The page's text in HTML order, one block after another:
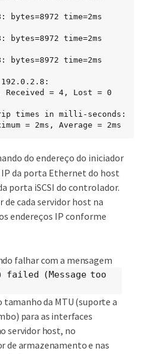
time=2ms
time=2ms
time=2ms
times in milli-seconds:
= 2ms, Average = 2ms
do endereço do iniciador
da porta Ethernet do host
porta iSCSI do controlador.
de cada servidor host na
endereços IP conforme
falhar com a mensagem
failed (Message too
tamanho da MTU (suporte a
para as interfaces
servidor host, no
de armazenamento e nas